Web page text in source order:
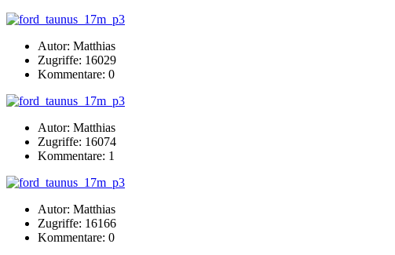
Autor: Matthias
Zugriffe: 16029
Kommentare: 0
Autor: Matthias
Zugriffe: 16074
Kommentare: 1
Autor: Matthias
Zugriffe: 16166
Kommentare: 0